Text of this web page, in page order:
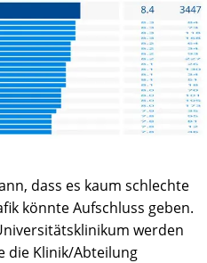
dass es kaum schlechte
könnte Aufschluss geben.
werden
die Klinik/Abteilung